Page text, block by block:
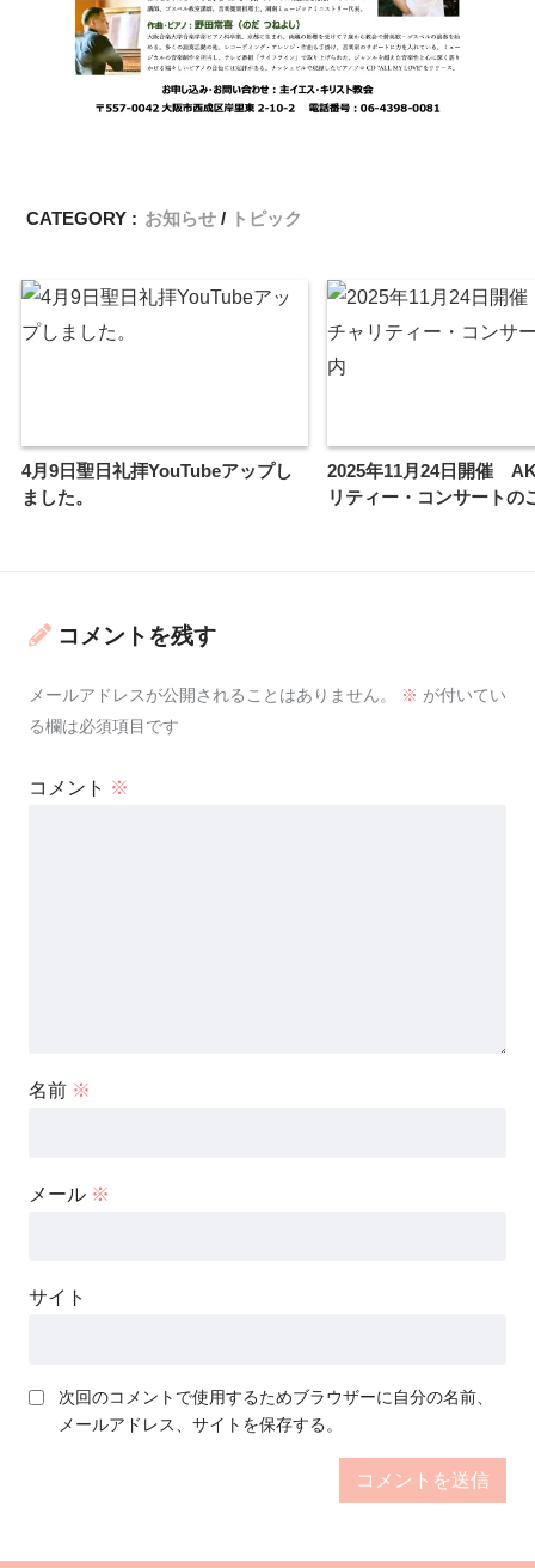
CATEGORY : お知らせ トピック
4月9日聖日礼拝YouTubeアップし
ました。
2025年11月24日開催
リティー・コンサートの
コメントを残す
メールアドレスが公開されることはありません。 ※ が付いてい
る欄は必須項目です
コメント ※
名前 ※
メール ※
サイト
次回のコメントで使用するためブラウザーに自分の名前、
メールアドレス、サイトを保存する。